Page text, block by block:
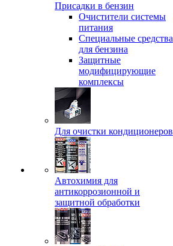
Присадки в бензин
Очистители системы
питания
Специальные срeдства
для бензина
Защитные
модифицирующие
комплексы
Для очистки кондиционеров
Автохимия для
антикоррозионной и
защитной обработки